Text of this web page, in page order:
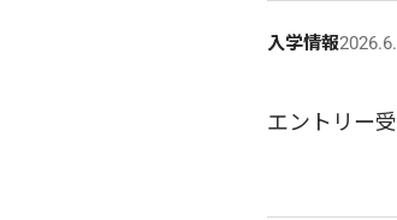
入学情報
エントリー